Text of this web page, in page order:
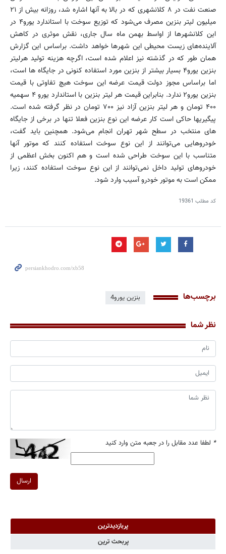
صنعت نفت در ۸ کلانشهری که در بالا به آنها اشاره شد، روزانه بیش از ۲۱
میلیون لیتر بنزین مصرف می‌شود که توزیع سوخت با استاندارد یورو۴ در
این کلانشهرها از اواسط بهمن ماه سال جاری، نقش موثری در کاهش
آلاینده‌های زیست محیطی این شهرها خواهد داشت. براساس این گزارش
همان طور که در گذشته نیز اعلام شده است، اگرچه هزینه تولید هرلیتر
بنزین یورو۴ بسیار بیشتر از بنزین مورد استفاده کنونی در جایگاه ها است،
اما براساس مجوز دولت قیمت عرضه این سوخت هیچ تفاوتی با قیمت
بنزین یورو۲ ندارد. بنابراین قیمت هر لیتر بنزین با استاندارد یورو ۴ سهمیه
۴۰۰ تومان و هر لیتر بنزین آزاد نیز ۷۰۰ تومان در نظر گرفته شده است.
پیگیریها حاکی است کار عرضه این نوع بنزین فعلا تنها در برخی از جایگاه
های منتخب در سطح شهر تهران انجام می‌شود. همچنین باید گفت،
خودروهایی می‌توانند از این نوع سوخت استفاده کنند که موتور آنها
متناسب با این سوخت طراحی شده است و هم اکنون بخش اعظمی از
خودروهای تولید داخل نمی‌توانند از این نوع سوخت استفاده کنند، زیرا
ممکن است به موتور خودرو آسیب وارد شود.
کد مطلب 19361
برچسب‌ها بنزین یورو4
نظر شما
* لطفا عدد مقابل را در جعبه متن وارد کنید
ارسال
پربازدیدترین
پربحث ترین